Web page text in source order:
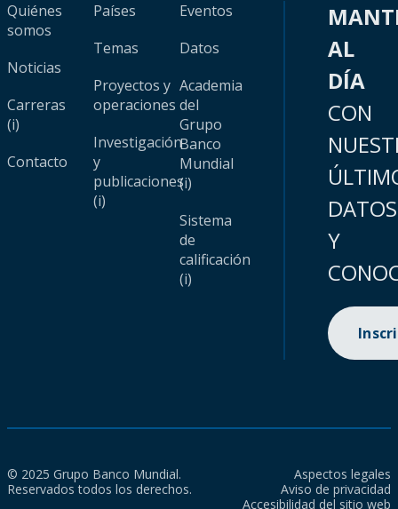
Quiénes
somos
Noticias
Carreras
(i)
Contacto
Países
Temas
Proyectos y
operaciones
Investigación
y
publicaciones
(i)
Eventos
Datos
Academia
del
Grupo
Banco
Mundial
(i)
Sistema
de
calificación
(i)
AL
DÍA
CON
DATOS
Y
© 2025 Grupo Banco Mundial.
Reservados todos los derechos.
Aspectos legales
Aviso de privacidad
Accesibilidad del sitio web